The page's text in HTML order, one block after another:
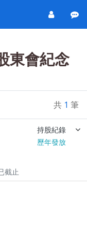
東會紀念
共 1 筆
持股紀錄
歷年發放
截止